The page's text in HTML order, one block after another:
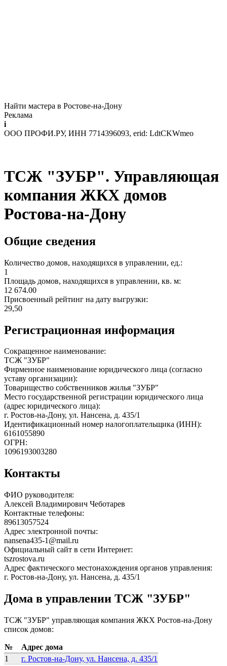
Найти мастера в Ростове-на-Дону
Реклама
i
ООО ПРОФИ.РУ, ИНН 7714396093, erid: LdtCKWmeo
ТСЖ "ЗУБР". Управляющая
компания ЖКХ домов
Ростова-на-Дону
Общие сведения
Количество домов, находящихся в управлении, ед.:
1
Площадь домов, находящихся в управлении, кв. м:
12 674.00
Присвоенный рейтинг на дату выгрузки:
29,50
Регистрационная информация
Сокращенное наименование:
ТСЖ "ЗУБР"
Фирменное наименование юридического лица (согласно
уставу организации):
Товарищество собственников жилья "ЗУБР"
Место государственной регистрации юридического лица
(адрес юридического лица):
г. Ростов-на-Дону, ул. Нансена, д. 435/1
Идентификационный номер налогоплательщика (ИНН):
6161055890
ОГРН:
1096193003280
Контакты
ФИО руководителя:
Алексей Владимирович Чеботарев
Контактные телефоны:
89613057524
Адрес электронной почты:
nansena435-1@mail.ru
Официальный сайт в сети Интернет:
tszrostova.ru
Адрес фактического местонахождения органов управления:
г. Ростов-на-Дону, ул. Нансена, д. 435/1
Дома в управлении ТСЖ "ЗУБР"
ТСЖ "ЗУБР" управляющая компания ЖКХ Ростов-на-Дону
список домов:
№
Адрес дома
1
г. Ростов-на-Дону, ул. Нансена, д. 435/1